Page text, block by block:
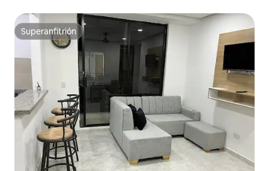
Superanfitrión
Superanfitrión